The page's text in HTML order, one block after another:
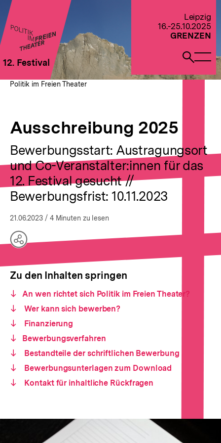
Direkt
zum
Seiteninhalt
springen
12. Festival
Leipzig
16.-25.10.2025
GRENZEN
öffnen
Ausschreibung
Brotkrümelnavigation
Pfadnavigation
Politik im Freien Theater
Ausschreibung 2025
Bewerbungsstart: Austragungsort
und Co-Veranstalter:innen für das
12. Festival gesucht //
Bewerbungsfrist: 10.11.2023
21.06.2023 / 4 Minuten zu lesen
Teilen
anzeigen
Zu den Inhalten springen
An wen richtet sich Politik im Freien Theater?
Wer kann sich bewerben?
Finanzierung
Bewerbungsverfahren
Bestandteile der schriftlichen Bewerbung
Bewerbungsunterlagen zum Download
Kontakt für inhaltliche Rückfragen